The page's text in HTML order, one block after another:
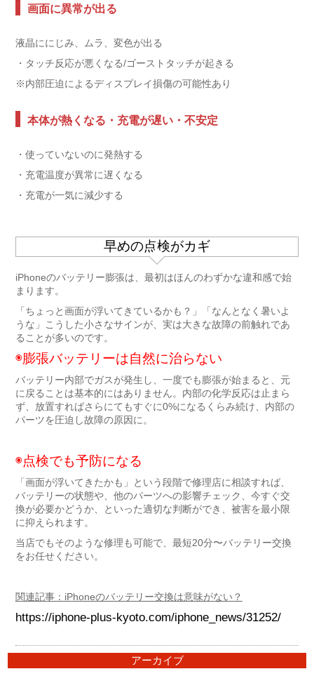
画面に異常が出る
液晶ににじみ、ムラ、変色が出る
・タッチ反応が悪くなる/ゴーストタッチが起きる
※内部圧迫によるディスプレイ損傷の可能性あり
本体が熱くなる・充電が遅い・不安定
・使っていないのに発熱する
・充電温度が異常に遅くなる
・充電が一気に減少する
早めの点検がカギ
iPhoneのバッテリー膨張は、最初はほんのわずかな違和感で始
まります。
「ちょっと画面が浮いてきているかも？」「なんとなく暑いよ
うな」こうした小さなサインが、実は大きな故障の前触れであ
ることが多いのです。
◉膨張バッテリーは自然に治らない
バッテリー内部でガスが発生し、一度でも膨張が始まると、元
に戻ることは基本的にはありません。内部の化学反応は止まら
ず、放置すればさらにてもすぐに0%になるくらみ続け、内部の
パーツを圧迫し故障の原因に。
◉点検でも予防になる
「画面が浮いてきたかも」という段階で修理店に相談すれば、
バッテリーの状態や、他のパーツへの影響チェック、今すぐ交
換が必要かどうか、といった適切な判断ができ、被害を最小限
に抑えられます。
当店でもそのような修理も可能で、最短20分〜バッテリー交換
をお任せください。
関連記事：iPhoneのバッテリー交換は意味がない？
https://iphone-plus-kyoto.com/iphone_news/31252/
アーカイブ